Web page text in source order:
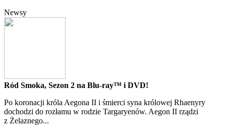
Newsy
Ród Smoka, Sezon 2 na Blu-ray™ i DVD!
Po koronacji króla Aegona II i śmierci syna królowej Rhaenyry
dochodzi do rozłamu w rodzie Targaryenów. Aegon II rządzi
z Żelaznego...